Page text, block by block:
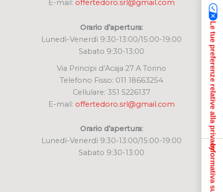
E-mail: offertedoro.srl@gmail.com
Orario d’apertura:
Lunedì-Venerdì 9:30-13:00/15:00-19:00
Sabato 9:30-13:00
Via Principi d’Acaja 27 A Torino
Telefono Fisso: 011 18663254
Cellulare: 351 5226137
E-mail: offertedoro.srl@gmail.com
Orario d’apertura:
Lunedì-Venerdì 9:30-13:00/15:00-19:00
Sabato 9:30-13:00
Le tue preferenze relative alla privacy